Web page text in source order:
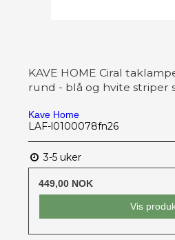
KAVE HOME Ciral
rund - blå og hvite striper
Kave Home
LAF-l0100078fn26
3-5 uker
449,00 NOK
Vis